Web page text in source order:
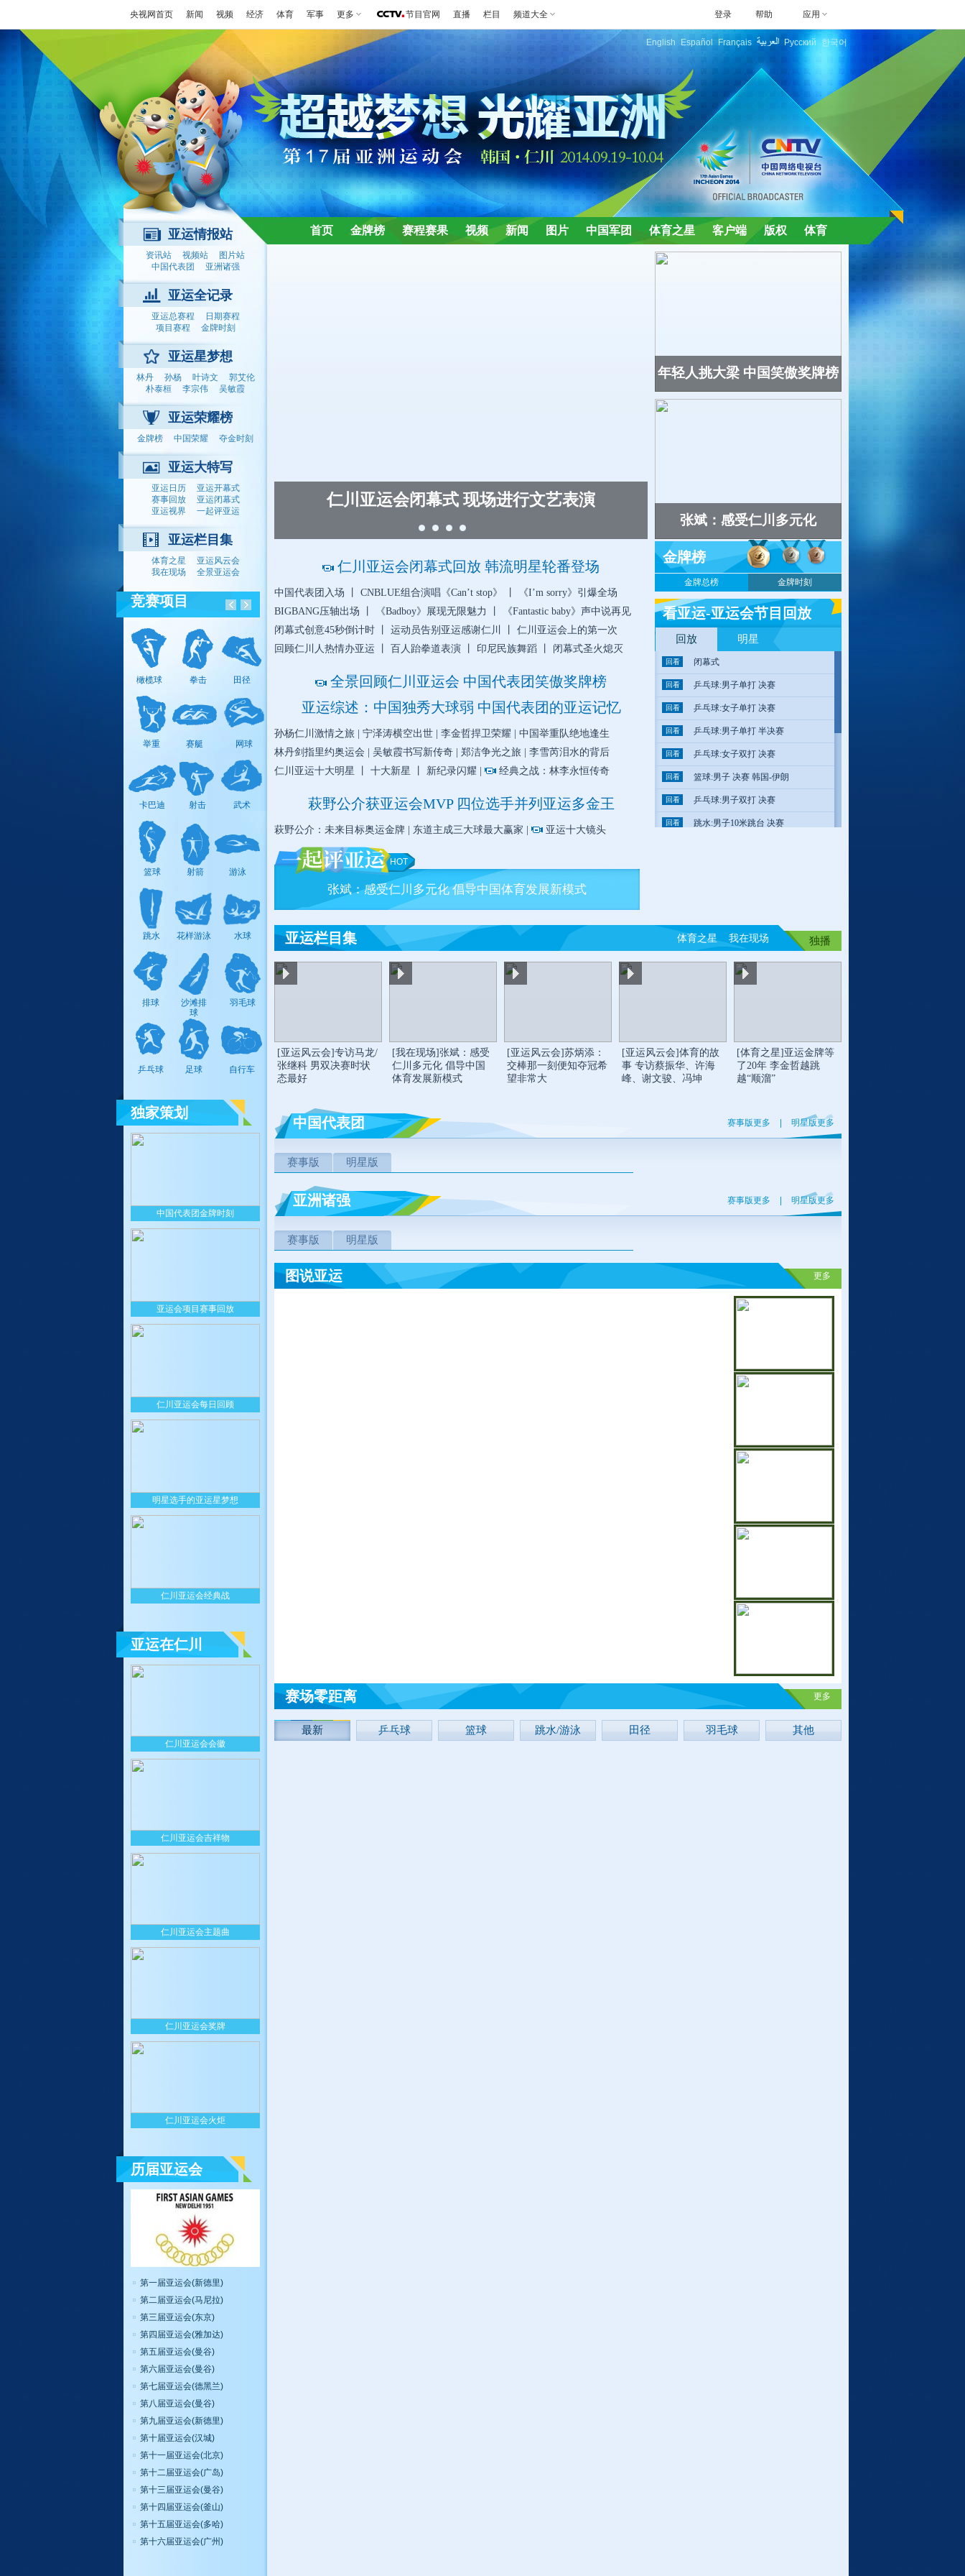
央视网首页 新闻 视频 经济 体育 军事 更多 节目官网 直播 栏目 频道大全 帮助 应用
登录
English Español Français Русский 한국어
首页 金牌榜 赛程赛果 视频 新闻 图片 中国军团 体育之星 客户端 版权 体育
亚运情报站
资讯站 视频站
图片站
中国代表团
亚洲诸强
亚运全记录
亚运总赛程
日期赛程
项目赛程
金牌时刻
亚运星梦想
林丹 孙杨 叶诗文
郭艾伦
朴泰桓
李宗伟 吴敏霞
亚运荣耀榜
金牌榜 中国荣耀 夺金时刻
亚运大特写
亚运日历
亚运开幕式
赛事回放
亚运闭幕式
亚运视界
一起评亚运
亚运栏目集
体育之星
亚运风云会
我在现场
全景亚运会
竞赛项目
橄榄球 拳击 田径
举重 赛艇 网球
卡巴迪 射击 武术
篮球 射箭 游泳
跳水 花样游泳 水球
排球
沙滩排
球
羽毛球
乒乓球 足球 自行车
击剑 手球
棒/垒
球
空手道 摔跤
马术 跆拳道
壁球 皮划艇 藤球
帆船帆板 曲棍球 铁人三项
艺术体
操
蹦床 体操
独家策划
中国代表团金牌时刻
亚运会项目赛事回放
仁川亚运会每日回顾
明星选手的亚运星梦想
仁川亚运会经典战
亚运在仁川
仁川亚运会会徽
仁川亚运会吉祥物
仁川亚运会主题曲
仁川亚运会奖牌
仁川亚运会火炬
历届亚运会
第一届亚运会(新德里)
第二届亚运会(马尼拉)
第三届亚运会(东京)
第四届亚运会(雅加达)
第五届亚运会(曼谷)
第六届亚运会(曼谷)
第七届亚运会(德黑兰)
第八届亚运会(曼谷)
第九届亚运会(新德里)
第十届亚运会(汉城)
第十一届亚运会(北京)
第十二届亚运会(广岛)
第十三届亚运会(曼谷)
第十四届亚运会(釜山)
第十五届亚运会(多哈)
第十六届亚运会(广州)
仁川亚运会闭幕式 现场进行文艺表演
年轻人挑大梁 中国笑傲奖牌榜
张斌：感受仁川多元化
仁川亚运会闭幕式回放 韩流明星轮番登场
中国代表团入场 CNBLUE组合演唱《Can’t stop》
《I’m sorry》引爆全场
BIGBANG压轴出场
《Badboy》展现无限魅力
《Fantastic baby》声中说再见
闭幕式创意45秒倒计时
运动员告别亚运感谢仁川
仁川亚运会上的第一次
回顾仁川人热情办亚运
百人跆拳道表演 印尼民族舞蹈 闭幕式圣火熄灭
全景回顾仁川亚运会 中国代表团笑傲奖牌榜
亚运综述：中国独秀大球弱 中国代表团的亚运记忆
孙杨仁川激情之旅 宁泽涛横空出世 李金哲捍卫荣耀
中国举重队绝地逢生
林丹剑指里约奥运会
吴敏霞书写新传奇 郑洁争光之旅
李雪芮泪水的背后
仁川亚运十大明星
十大新星 新纪录闪耀 经典之战：林李永恒传奇
萩野公介获亚运会MVP 四位选手并列亚运多金王
萩野公介：未来目标奥运金牌 东道主成三大球最大赢家 亚运十大镜头
HOT
张斌：感受仁川多元化 倡导中国体育发展新模式
金牌榜
金牌总榜 金牌时刻
看亚运-亚运会节目回放
回放 明星
亚运栏目集 体育之星 我在现场 独播
[亚运风云会]专访马龙/
张继科 男双决赛时状
态最好
[我在现场]张斌：感受
仁川多元化 倡导中国
体育发展新模式
[亚运风云会]苏炳添：
交棒那一刻便知夺冠希
望非常大
[亚运风云会]体育的故
事 专访蔡振华、许海
峰、谢文骏、冯坤
[体育之星]亚运金牌等
了20年 李金哲越跳
越“顺溜”
中国代表团 赛事版更多 明星版更多
赛事版 明星版
亚洲诸强 赛事版更多 明星版更多
赛事版 明星版
图说亚运 更多
赛场零距离 更多
最新 乒乓球 篮球 跳水/游泳 田径 羽毛球 其他